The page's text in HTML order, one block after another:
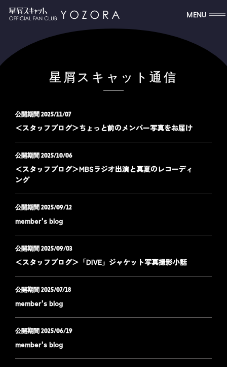
MENU
星屑スキャット通信
2025/11/07
＜スタッフブログ＞ちょっと前のメンバー写真をお届け
2025/10/06
＜スタッフブログ＞MBSラジオ出演と真夏のレコーディ
ング
2025/09/12
member's blog
2025/09/03
＜スタッフブログ＞「DIVE」ジャケット写真撮影小話
2025/07/18
member's blog
2025/06/19
member's blog